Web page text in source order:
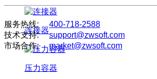
连接器
压力容器
服务热线:
400-718-2588
技术支持: support@zwsoft.com
市场合作: market@zwsoft.com